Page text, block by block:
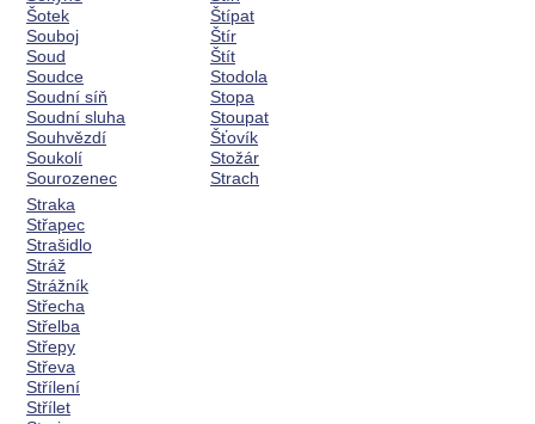
Šotek
Souboj
Soud
Soudce
Soudní síň
Soudní sluha
Souhvězdí
Soukolí
Sourozenec
Štípat
Štír
Štít
Stodola
Stopa
Stoupat
Šťovík
Stožár
Strach
Straka
Střapec
Strašidlo
Stráž
Strážník
Střecha
Střelba
Střepy
Střeva
Střílení
Střílet